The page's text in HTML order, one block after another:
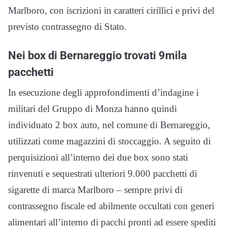
Marlboro, con iscrizioni in caratteri cirillici e privi del
previsto contrassegno di Stato.
Nei box di Bernareggio trovati 9mila
pacchetti
In esecuzione degli approfondimenti d’indagine i
militari del Gruppo di Monza hanno quindi
individuato 2 box auto, nel comune di Bernareggio,
utilizzati come magazzini di stoccaggio. A seguito di
perquisizioni all’interno dei due box sono stati
rinvenuti e sequestrati ulteriori 9.000 pacchetti di
sigarette di marca Marlboro – sempre privi di
contrassegno fiscale ed abilmente occultati con generi
alimentari all’interno di pacchi pronti ad essere spediti